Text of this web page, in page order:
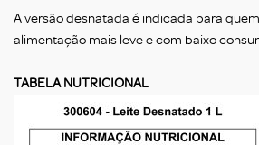
A versão desnatada é indicada para
alimentação mais leve e com baixo
TABELA NUTRICIONAL